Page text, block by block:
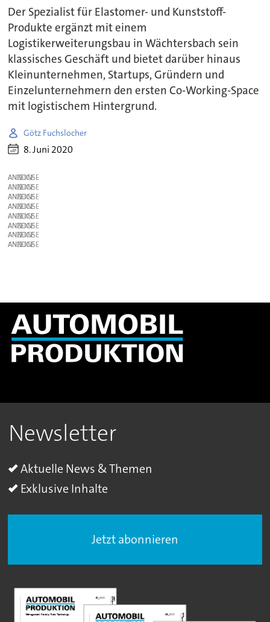
Der Spezialist für Elastomer- und Kunststoff-
Produkte ergänzt mit einem
Logistikerweiterungsbau in Wächtersbach sein
klassisches Geschäft und bietet darüber hinaus
Kleinunternehmen, Startups, Gründern und
Einzelunternehmern den ersten Co-Working-Space
mit logistischem Hintergrund.
Götz Fuchslocher
8. Juni 2020
ANZEIGE
ANZEIGE
ANZEIGE
ANZEIGE
ANZEIGE
ANZEIGE
ANZEIGE
ANZEIGE
Newsletter
Aktuelle News & Themen
Exklusive Inhalte
Jetzt abonnieren